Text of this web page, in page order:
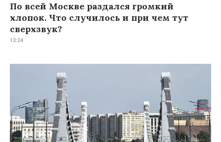
По всей Москве раздался громкий
хлопок. Что случилось и при чем тут
сверхзвук?
13:24